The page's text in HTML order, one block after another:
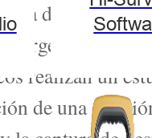
de estudio
realizan un
de una